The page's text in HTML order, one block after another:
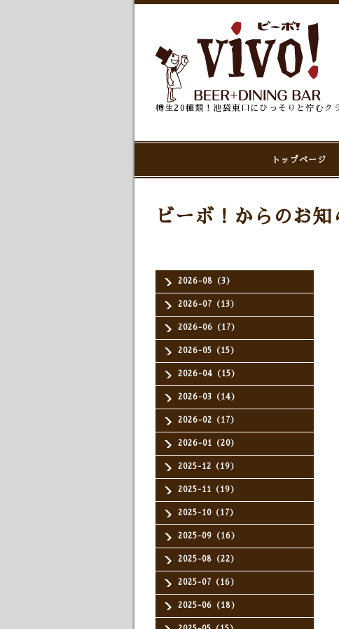
樽生20種類！池袋東口にひっそりと佇むク
トップページ
2026-08（3）
2026-07（13）
2026-06（17）
2026-05（15）
2026-04（15）
2026-03（14）
2026-02（17）
2026-01（20）
2025-12（19）
2025-11（19）
2025-10（17）
2025-09（16）
2025-08（22）
2025-07（16）
2025-06（18）
ビーボ！からのお知